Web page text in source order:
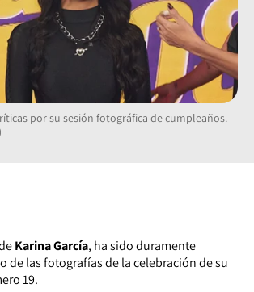
por su sesión fotográfica de cumpleaños.
Karina García, ha sido duramente
de las fotografías de la celebración de su
19.